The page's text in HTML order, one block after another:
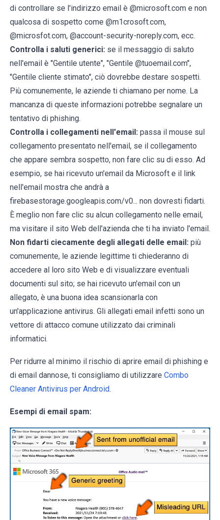
di controllare se l'indirizzo email è @microsoft.com e non
qualcosa di sospetto come @m1crosoft.com,
@microsfot.com, @account-security-noreply.com, ecc.
Controlla i saluti generici: se il messaggio di saluto
nell'email è "Gentile utente", "Gentile @tuoemail.com",
"Gentile cliente stimato", ciò dovrebbe destare sospetti.
Più comunemente, le aziende ti chiamano per nome. La
mancanza di queste informazioni potrebbe segnalare un
tentativo di phishing.
Controlla i collegamenti nell'email: passa il mouse sul
collegamento presentato nell'email, se il collegamento
che appare sembra sospetto, non fare clic su di esso. Ad
esempio, se hai ricevuto un'email da Microsoft e il link
nell'email mostra che andrà a
firebasestorage.googleapis.com/v0... non dovresti fidarti.
È meglio non fare clic su alcun collegamento nelle email,
ma visitare il sito Web dell'azienda che ti ha inviato l'email.
Non fidarti ciecamente degli allegati delle email: più
comunemente, le aziende legittime ti chiederanno di
accedere al loro sito Web e di visualizzare eventuali
documenti sul sito; se hai ricevuto un'email con un
allegato, è una buona idea scansionarla con
un'applicazione antivirus. Gli allegati email infetti sono un
vettore di attacco comune utilizzato dai criminali
informatici.
Per ridurre al minimo il rischio di aprire email di phishing e
di email dannose, ti consigliamo di utilizzare Combo
Cleaner Antivirus per Android.
Esempi di email spam: